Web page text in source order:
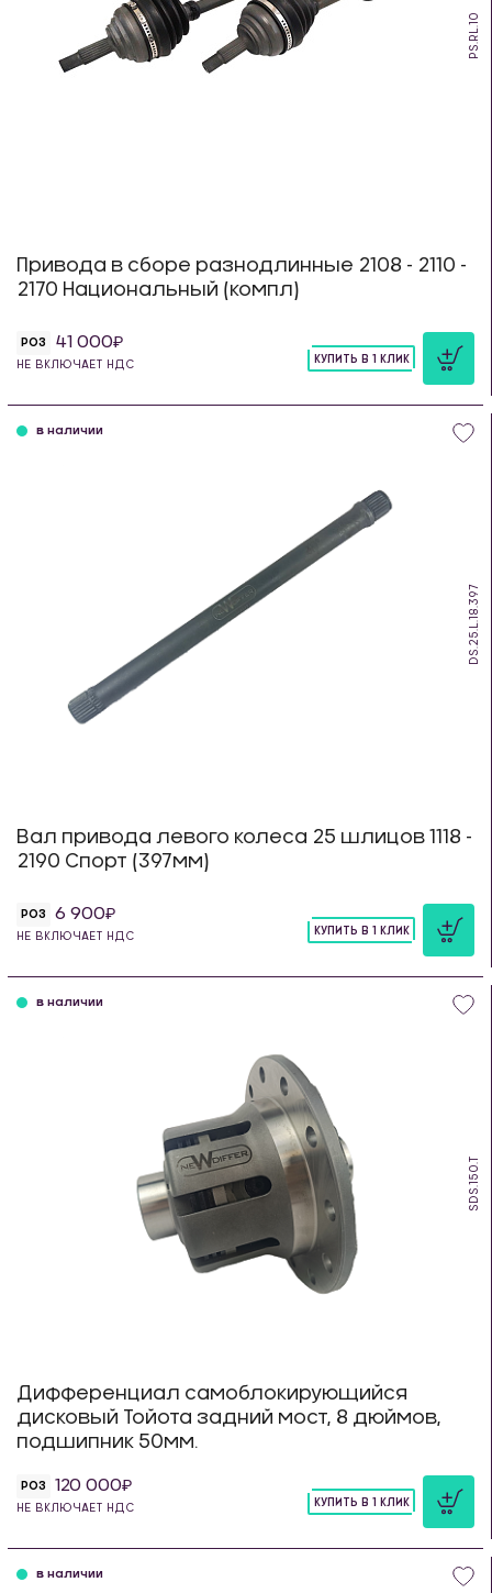
PS.RL.10
Привода в сборе разнодлинные 2108 - 2110 -
2170 Национальный (компл)
РОЗ 41 000
НЕ ВКЛЮЧАЕТ НДС
КУПИТЬ В 1 КЛИК
DS.25.L.18.397
в наличии
Вал привода левого колеса 25 шлицов 1118 -
2190 Спорт (397мм)
РОЗ 6 900
НЕ ВКЛЮЧАЕТ НДС
КУПИТЬ В 1 КЛИК
SDS.150.T
в наличии
Дифференциал самоблокирующийся
дисковый Тойота задний мост, 8 дюймов,
подшипник 50мм.
РОЗ 120 000
НЕ ВКЛЮЧАЕТ НДС
КУПИТЬ В 1 КЛИК
в наличии